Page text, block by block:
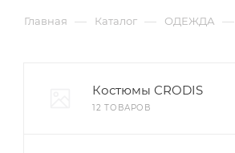
Главная — Каталог — ОДЕЖДА —
Костюмы CRODIS
12 ТОВАРОВ